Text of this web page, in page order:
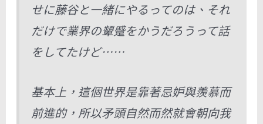
せに藤谷と一緒にやるってのは、それ
だけで業界の顰蹙をかうだろうって話
をしてたけど……
基本上，這個世界是靠著忌妒與羨慕而
前進的，所以矛頭自然而然就會朝向我